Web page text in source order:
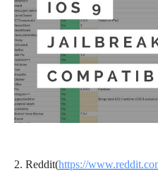
2. Reddit(https://